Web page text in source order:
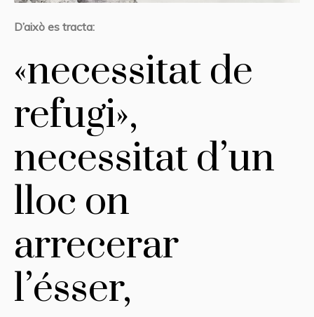
D’això es tracta:
«necessitat de
refugi»,
necessitat d’un
lloc on
arrecerar
l’ésser,